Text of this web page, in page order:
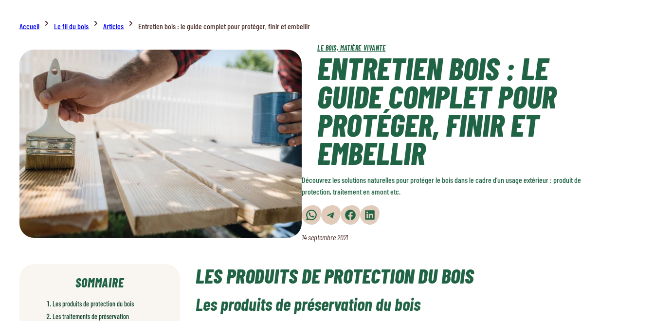
Accueil Le fil du bois Articles Entretien bois : le guide complet pour protéger, finir et embellir
LE BOIS, MATIÈRE VIVANTE
ENTRETIEN BOIS : LE
GUIDE COMPLET POUR
PROTÉGER, FINIR ET
EMBELLIR
Découvrez les solutions naturelles pour protéger le bois dans le cadre d’un usage extérieur : produit de
protection, traitement en amont etc.
Partager sur WhatsApp Partager sur Telegram Partager sur Facebook Partager sur LinkedIn
14 septembre 2021
SOMMAIRE
Les produits de protection du bois
Les traitements de préservation
LES PRODUITS DE PROTECTION DU BOIS
Les produits de préservation du bois